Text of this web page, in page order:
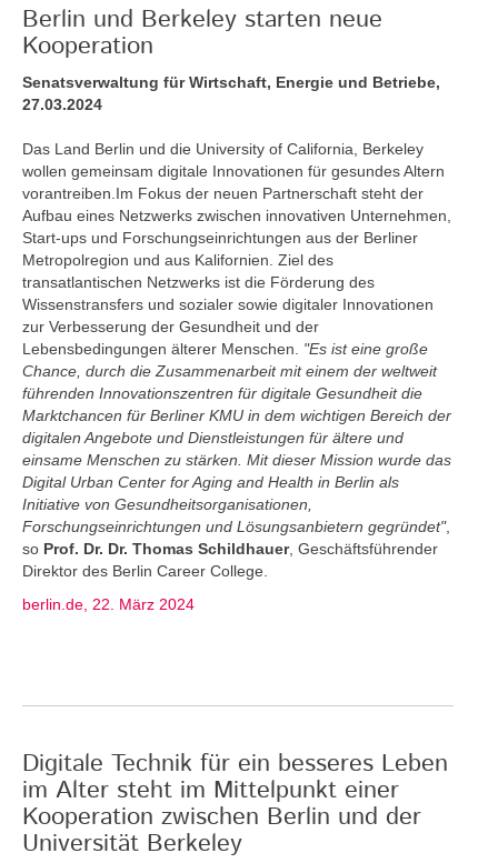
Berlin und Berkeley starten neue
Kooperation
Senatsverwaltung für Wirtschaft, Energie und Betriebe,
27.03.2024
Das Land Berlin und die University of California, Berkeley
wollen gemeinsam digitale Innovationen für gesundes Altern
vorantreiben.Im Fokus der neuen Partnerschaft steht der
Aufbau eines Netzwerks zwischen innovativen Unternehmen,
Start-ups und Forschungseinrichtungen aus der Berliner
Metropolregion und aus Kalifornien. Ziel des
transatlantischen Netzwerks ist die Förderung des
Wissenstransfers und sozialer sowie digitaler Innovationen
zur Verbesserung der Gesundheit und der
Lebensbedingungen älterer Menschen. "Es ist eine große
Chance, durch die Zusammenarbeit mit einem der weltweit
führenden Innovationszentren für digitale Gesundheit die
Marktchancen für Berliner KMU in dem wichtigen Bereich der
digitalen Angebote und Dienstleistungen für ältere und
einsame Menschen zu stärken. Mit dieser Mission wurde das
Digital Urban Center for Aging and Health in Berlin als
Initiative von Gesundheitsorganisationen,
Forschungseinrichtungen und Lösungsanbietern gegründet",
so Prof. Dr. Dr. Thomas Schildhauer, Geschäftsführender
Direktor des Berlin Career College.
berlin.de, 22. März 2024
Digitale Technik für ein besseres Leben
im Alter steht im Mittelpunkt einer
Kooperation zwischen Berlin und der
Universität Berkeley